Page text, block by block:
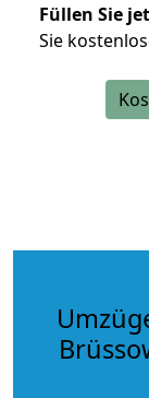
Füllen Sie
Sie